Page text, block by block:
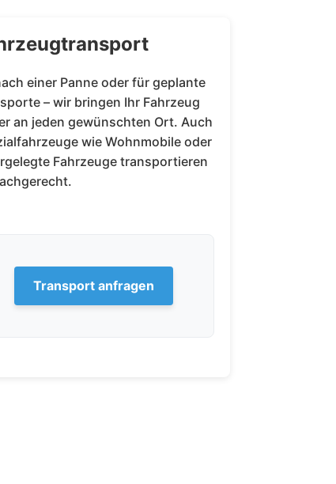
einer Panne oder für geplante
– wir bringen Ihr Fahrzeug
an jeden gewünschten Ort. Auch
wie Wohnmobile oder
Fahrzeuge transportieren
Transport anfragen